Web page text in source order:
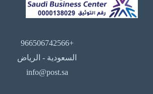
+966506742566
السعودية - الرياض
info@post.sa